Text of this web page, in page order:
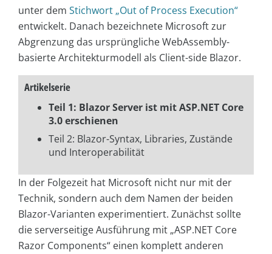
unter dem Stichwort „Out of Process Execution“
entwickelt. Danach bezeichnete Microsoft zur
Abgrenzung das ursprüngliche WebAssembly-
basierte Architekturmodell als Client-side Blazor.
Artikelserie
Teil 1: Blazor Server ist mit ASP.NET Core
3.0 erschienen
Teil 2: Blazor-Syntax, Libraries, Zustände
und Interoperabilität
In der Folgezeit hat Microsoft nicht nur mit der
Technik, sondern auch dem Namen der beiden
Blazor-Varianten experimentiert. Zunächst sollte
die serverseitige Ausführung mit „ASP.NET Core
Razor Components“ einen komplett anderen